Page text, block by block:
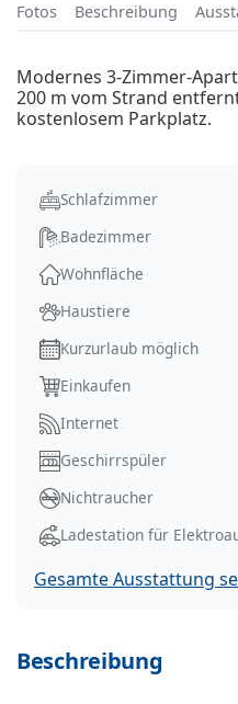
Fotos Beschreibung
Modernes 3-Zimmer-
200 m vom Strand
kostenlosem Parkplatz.
Schlafzimmer
Badezimmer
Wohnfläche
Haustiere
Kurzurlaub möglich
Einkaufen
Internet
Geschirrspüler
Nichtraucher
Ladestation für
Gesamte Ausstattung
Beschreibung